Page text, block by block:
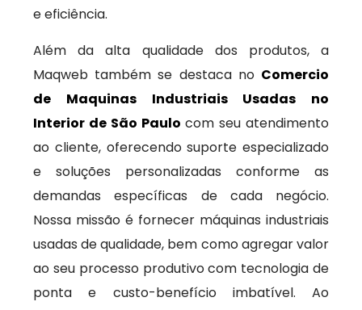
e eficiência.
Além da alta qualidade dos produtos, a
Maqweb também se destaca no Comercio
de Maquinas Industriais Usadas no
Interior de São Paulo com seu atendimento
ao cliente, oferecendo suporte especializado
e soluções personalizadas conforme as
demandas específicas de cada negócio.
Nossa missão é fornecer máquinas industriais
usadas de qualidade, bem como agregar valor
ao seu processo produtivo com tecnologia de
ponta e custo-benefício imbatível. Ao